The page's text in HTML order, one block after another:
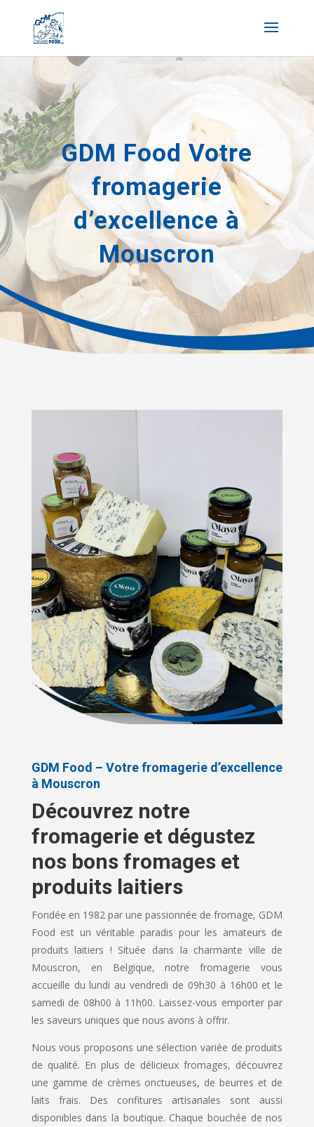
GDM Food Votre
fromagerie
d’excellence à
Mouscron
GDM Food – Votre fromagerie d’excellence
à Mouscron
Découvrez notre
fromagerie et dégustez
nos bons fromages et
produits laitiers
Fondée en 1982 par une passionnée de fromage, GDM
Food est un véritable paradis pour les amateurs de
produits laitiers ! Située dans la charmante ville de
Mouscron, en Belgique, notre fromagerie vous
accueille du lundi au vendredi de 09h30 à 16h00 et le
samedi de 08h00 à 11h00. Laissez-vous emporter par
les saveurs uniques que nous avons à offrir.
Nous vous proposons une sélection variée de produits
de qualité. En plus de délicieux fromages, découvrez
une gamme de crèmes onctueuses, de beurres et de
laits frais. Des confitures artisanales sont aussi
disponibles dans la boutique. Chaque bouchée de nos